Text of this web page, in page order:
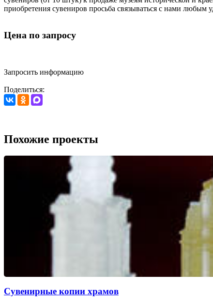
приобретения сувениров просьба связываться с нами любым
Цена по запросу
Запросить информацию
Поделиться:
Похожие проекты
Сувенирные копии храмов